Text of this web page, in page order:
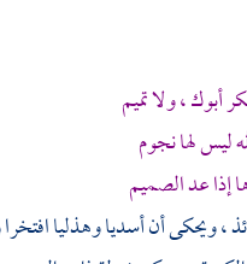
أبوك ، ولا تميم
ليس لها نجوم
إذا عد الصميم
، ويحكى أن أسديا وهذليا